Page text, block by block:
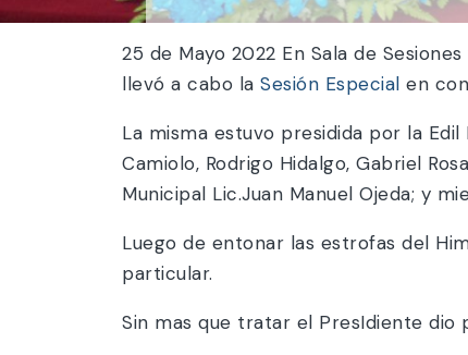
25 de Mayo 2022 En Sala de
llevó a cabo la Sesión Especial en
La misma estuvo presidida por la
Camiolo, Rodrigo Hidalgo, Gabriel
Municipal Lic.Juan Manuel Ojeda; y
Luego de entonar las estrofas del
particular.
Sin mas que tratar el PresIdiente dio